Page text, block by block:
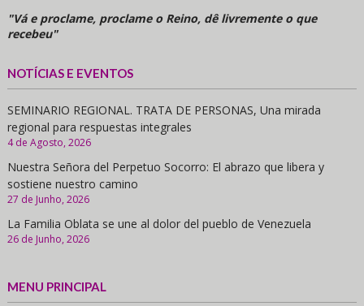
"Vá e proclame, proclame o Reino, dê livremente o que
recebeu"
NOTÍCIAS E EVENTOS
SEMINARIO REGIONAL. TRATA DE PERSONAS, Una mirada
regional para respuestas integrales
4 de Agosto, 2026
Nuestra Señora del Perpetuo Socorro: El abrazo que libera y
sostiene nuestro camino
27 de Junho, 2026
La Familia Oblata se une al dolor del pueblo de Venezuela
26 de Junho, 2026
MENU PRINCIPAL